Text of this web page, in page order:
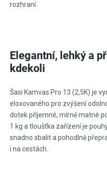
rozhraní.
Elegantní, lehký a
kdekoli
Šasi Kamvas Pro 13 (2,5K) je
eloxovaného pro zvýšení
dotek příjemné, mírně matné
1 kg a tloušťka zařízení je
snadno sbalit a pohodlně
i na cestách.